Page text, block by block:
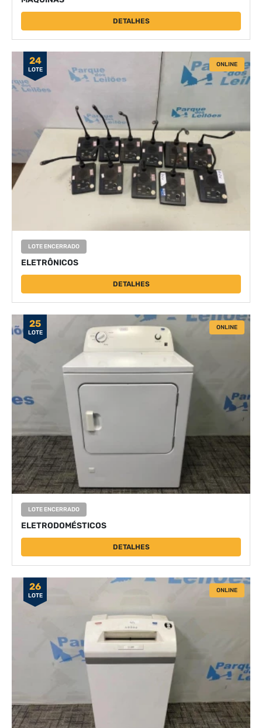
DETALHES
24
LOTE
ONLINE
LOTE ENCERRADO
ELETRÔNICOS
DETALHES
25
LOTE
ONLINE
LOTE ENCERRADO
ELETRODOMÉSTICOS
DETALHES
26
LOTE
ONLINE